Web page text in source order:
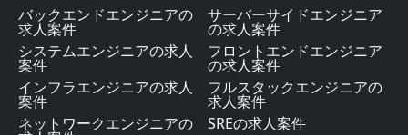
バックエンドエンジニアの
求人案件
サーバーサイドエンジニア
の求人案件
システムエンジニアの求人
案件
フロントエンドエンジニア
の求人案件
インフラエンジニアの求人
案件
フルスタックエンジニアの
求人案件
ネットワークエンジニアの
SREの求人案件